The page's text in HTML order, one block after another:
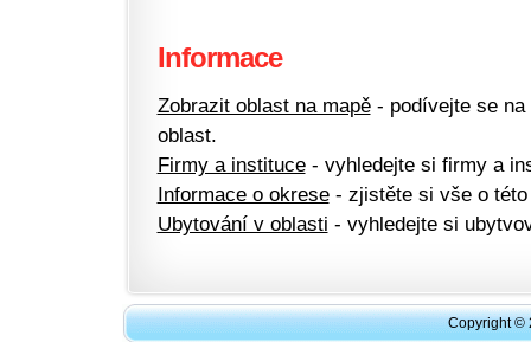
Informace
Zobrazit oblast na mapě- podívejte se na
oblast.
Firmy a instituce- vyhledejte si firmy a
Informace o okrese- zjistěte si vše o této
Ubytování v oblasti - vyhledejte si
Copyright ©